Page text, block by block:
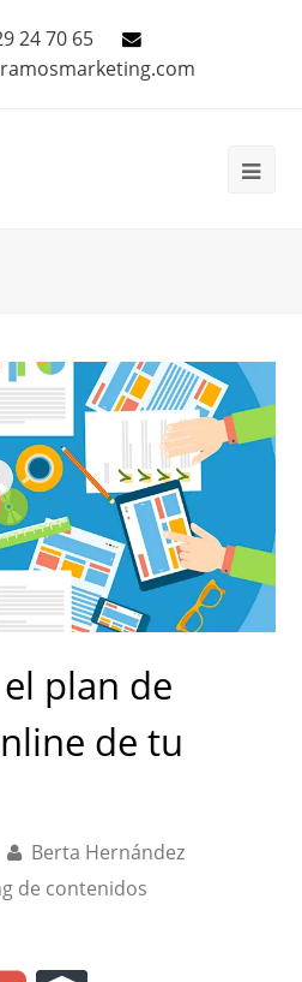
24 70 65
plan de
de tu
Berta Hernández
de contenidos